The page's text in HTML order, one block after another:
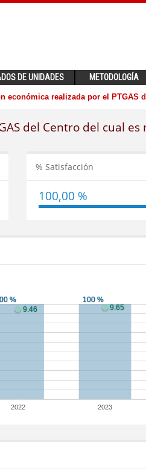
DE UNIDADES METODOLOGÍA
económica realizada por el PTGAS
del Centro del cual
% Satisfacción
100,00 %
2022 2023